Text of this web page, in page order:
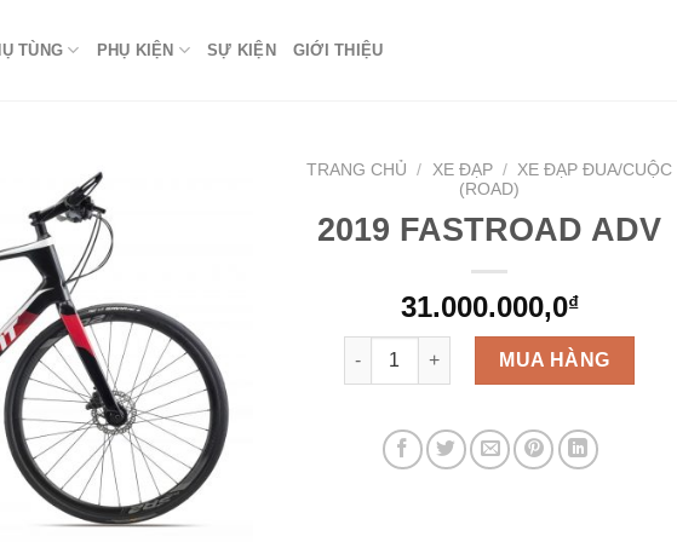
TÙNG PHỤ KIỆN SỰ KIỆN GIỚI THIỆU
TRANG CHỦ / XE ĐẠP / XE ĐẠP ĐUA/CUỘC
(ROAD)
2019 FASTROAD ADV
31.000.000,0₫
2019 FASTROAD ADV số lượng
MUA HÀNG